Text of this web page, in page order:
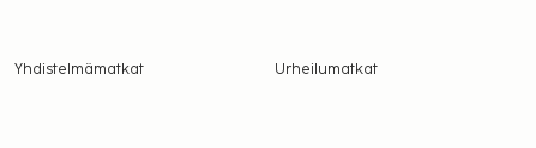
Yhdistelmämatkat Urheilumatkat